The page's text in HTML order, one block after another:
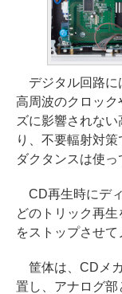
デジタル回路に
高周波のクロック
ズに影響されな
り、不要輻射対
ダクタンスは使っ
CD再生時にデ
どのトリック再
をストップさせて
筐体は、CDメ
置し、アナログ部